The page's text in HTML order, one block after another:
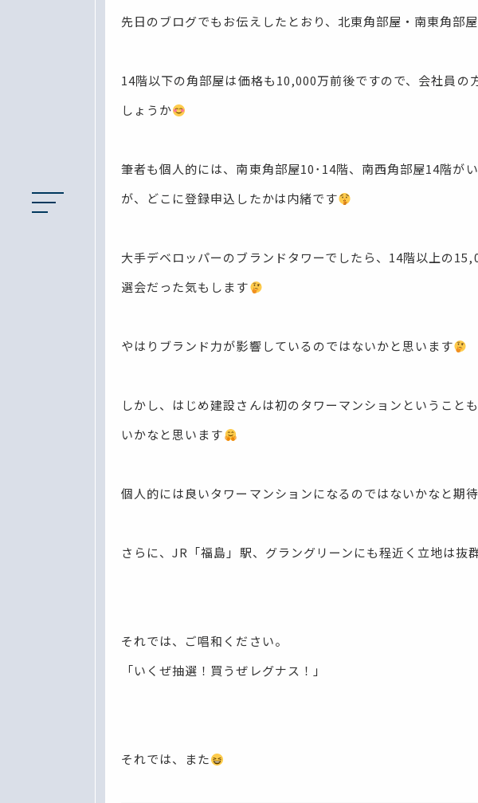
先日のブログでもお伝えしたとおり、北東角部屋・南東角部
14階以下の角部屋は価格も10,000万前後ですので、会社員
しょうか
筆者も個人的には、南東角部屋10･14階、南西角部屋14階が
が、どこに登録申込したかは内緒です
大手デベロッパーのブランドタワーでしたら、14階以上の
選会だった気もします
やはりブランド力が影響しているのではないかと思います
しかし、はじめ建設さんは初のタワーマンションということ
いかなと思います
個人的には良いタワーマンションになるのではないかなと期
さらに、JR「福島」駅、グラングリーンにも程近く立地は抜
それでは、ご唱和ください。
「いくぜ抽選！買うぜレグナス！」
それでは、また